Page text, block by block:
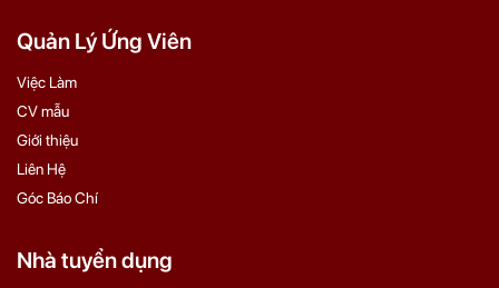
Quản Lý Ứng Viên
Việc Làm
CV mẫu
Giới thiệu
Liên Hệ
Góc Báo Chí
Nhà tuyển dụng